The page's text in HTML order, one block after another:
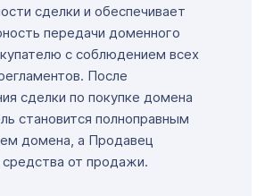
сделки и обеспечивает
передачи доменного
с соблюдением всех
После
сделки по покупке домена
становится полноправным
домена, а Продавец
средства от продажи.